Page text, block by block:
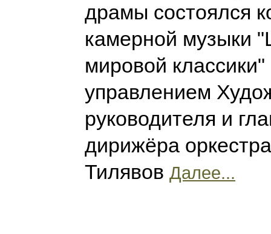
драмы состоялся
камерной музыки
мировой классики"
управлением
руководителя и
дирижёра
Тилявов Далее...